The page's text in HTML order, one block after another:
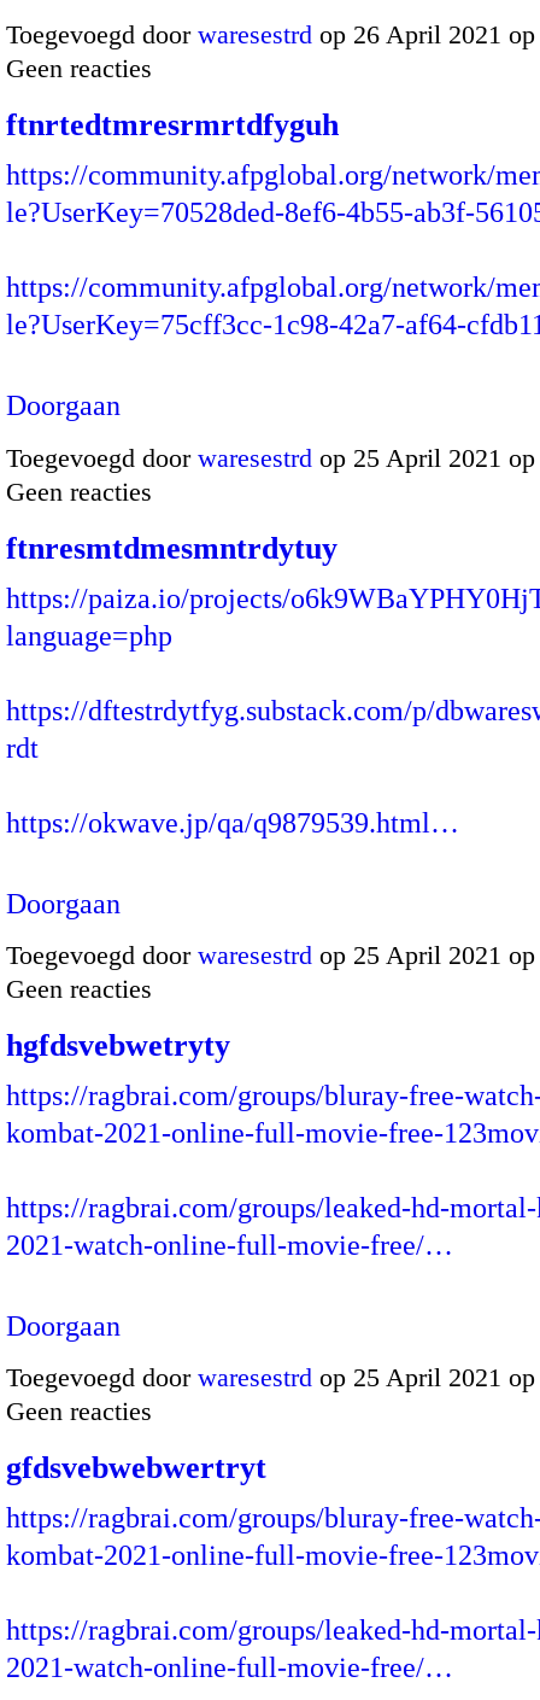
Toegevoegd door waresestrd op 26 April 2021
Geen reacties
ftnrtedtmresrmrtdfyguh
https://community.afpglobal.org/network/
le?UserKey=70528ded-8ef6-4b55-ab3f-
https://community.afpglobal.org/network/
le?UserKey=75cff3cc-1c98-42a7-af64-
Doorgaan
Toegevoegd door waresestrd op 25 April 2021
Geen reacties
ftnresmtdmesmntrdytuy
https://paiza.io/projects/
language=php
https://dftestrdytfyg.substack.com/p/
rdt
https://okwave.jp/qa/q9879539.html…
Doorgaan
Toegevoegd door waresestrd op 25 April 2021
Geen reacties
hgfdsvebwetryty
https://ragbrai.com/groups/bluray-free-
kombat-2021-online-full-movie-free-
https://ragbrai.com/groups/leaked-hd-
2021-watch-online-full-movie-free/…
Doorgaan
Toegevoegd door waresestrd op 25 April 2021
Geen reacties
gfdsvebwebwertryt
https://ragbrai.com/groups/bluray-free-
kombat-2021-online-full-movie-free-
https://ragbrai.com/groups/leaked-hd-
2021-watch-online-full-movie-free/…